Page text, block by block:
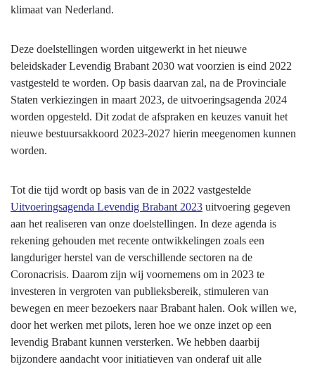
Programma
Vrijetijd,
Cultuur,
Erfgoed
Inleiding
klimaat van Nederland.
Deze doelstellingen worden uitgewerkt in het nieuwe
beleidskader Levendig Brabant 2030 wat voorzien is eind 2022
vastgesteld te worden. Op basis daarvan zal, na de Provinciale
Staten verkiezingen in maart 2023, de uitvoeringsagenda 2024
worden opgesteld. Dit zodat de afspraken en keuzes vanuit het
nieuwe bestuursakkoord 2023-2027 hierin meegenomen kunnen
worden.
Tot die tijd wordt op basis van de in 2022 vastgestelde
Uitvoeringsagenda Levendig Brabant 2023 uitvoering gegeven
aan het realiseren van onze doelstellingen. In deze agenda is
rekening gehouden met recente ontwikkelingen zoals een
langduriger herstel van de verschillende sectoren na de
Coronacrisis. Daarom zijn wij voornemens om in 2023 te
investeren in vergroten van publieksbereik, stimuleren van
bewegen en meer bezoekers naar Brabant halen. Ook willen we,
door het werken met pilots, leren hoe we onze inzet op een
levendig Brabant kunnen versterken. We hebben daarbij
bijzondere aandacht voor initiatieven van onderaf uit alle